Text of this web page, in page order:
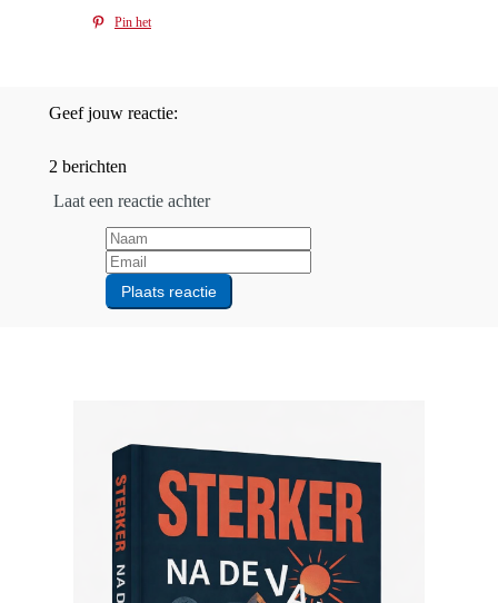
Pin het
Geef jouw reactie:
2 berichten
Laat een reactie achter